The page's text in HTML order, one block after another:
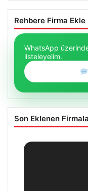
Rehbere Firma Ekle
WhatsApp
listeleyelim.
Son Eklenen